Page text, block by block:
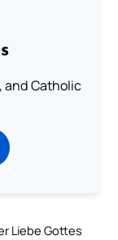
and Catholic
Liebe Gottes